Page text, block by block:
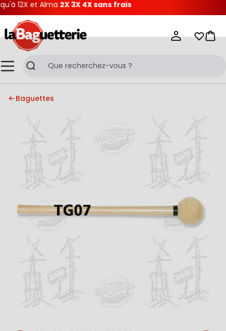
12X et Alma2X 3X 4X sans frais
MenuRecherche
Mes
Baguettes